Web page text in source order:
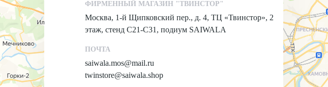
ФИРМЕННЫЙ МАГАЗИН "ТВИНСТОР"
Москва, 1-й Щипковский пер., д. 4, ТЦ «Твинстор», 2
этаж, стенд С21-С31, подиум SAIWALA
ПОЧТА
saiwala.mos@mail.ru
twinstore@saiwala.shop